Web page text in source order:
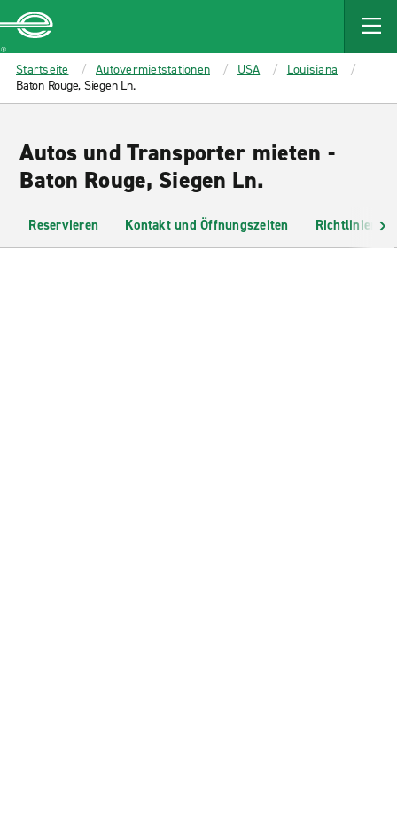
MAIN
CONTENT
Enterprise
Startseite Autovermietstationen USA
Louisiana
Baton Rouge, Siegen Ln.
Autos und Transporter mieten -
Baton Rouge, Siegen Ln.
Reservieren Kontakt und Öffnungszeiten Richtlinien